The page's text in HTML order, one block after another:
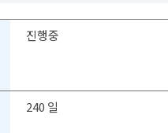
진행중
240 일